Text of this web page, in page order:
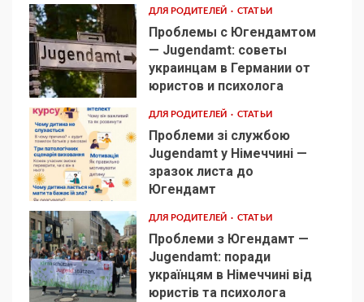
3
ДЛЯ РОДИТЕЛЕЙ СТАТЬИ
Проблемы с Югендамтом
— Jugendamt: советы
украинцам в Германии от
юристов и психолога
4
ДЛЯ РОДИТЕЛЕЙ СТАТЬИ
Проблеми зі службою
Jugendamt у Німеччині —
зразок листа до
Югендамт
5
ДЛЯ РОДИТЕЛЕЙ СТАТЬИ
Проблеми з Югендамт —
Jugendamt: поради
українцям в Німеччині від
юристів та психолога